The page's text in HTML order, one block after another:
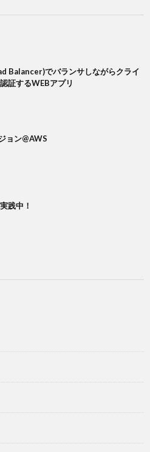
Balancer)でバランサしながらクライ
証するWEBアプリ
ョン@AWS
践中！